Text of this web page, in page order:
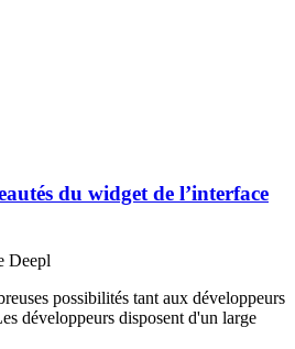
du widget de l’interface
Deepl
possibilités tant aux développeurs
développeurs disposent d'un large